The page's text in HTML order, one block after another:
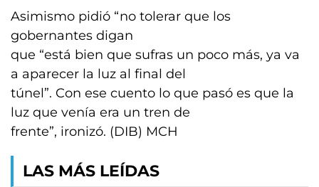
Asimismo pidió “no tolerar que los
gobernantes digan
que “está bien que sufras un poco más, ya va
a aparecer la luz al final del
túnel”. Con ese cuento lo que pasó es que la
luz que venía era un tren de
frente”, ironizó. (DIB) MCH
LAS MÁS LEÍDAS